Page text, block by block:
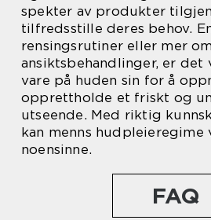
spekter av produkter
tilfredsstille deres behov.
rensingsrutiner eller mer
ansiktsbehandlinger, er
vare på huden sin for å
opprettholde et friskt og
utseende. Med riktig
kan menns hudpleieregime
noensinne.
FAQ